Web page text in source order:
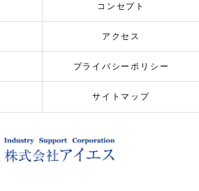
コンセプト
アクセス
プライバシーポリシー
サイトマップ